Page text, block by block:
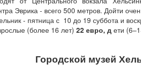
Эврика - всего 500 метров. Дойти
- пятница с 10 до 19 суббота и
(более 16 лет) 22 евро, д ети
Городской музей